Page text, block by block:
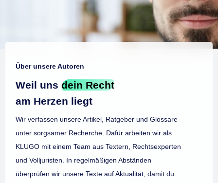
Über unsere Autoren
Weil unsdein Recht
am Herzen liegt
Wir verfassen unsere Artikel, Ratgeber und Glossare
unter sorgsamer Recherche. Dafür arbeiten wir als
KLUGO mit einem Team aus Textern, Rechtsexperten
und Volljuristen. In regelmäßigen Abständen
überprüfen wir unsere Texte auf Aktualität, damit du